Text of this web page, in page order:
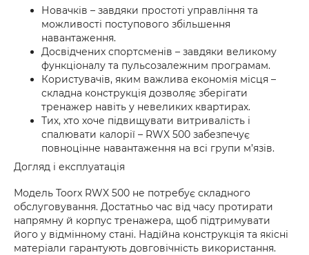
Новачків – завдяки простоті управління та
можливості поступового збільшення
навантаження.
Досвідчених спортсменів – завдяки великому
функціоналу та пульсозалежним програмам.
Користувачів, яким важлива економія місця –
складна конструкція дозволяє зберігати
тренажер навіть у невеликих квартирах.
Тих, хто хоче підвищувати витривалість і
спалювати калорії – RWX 500 забезпечує
повноцінне навантаження на всі групи м’язів.
Догляд і експлуатація
Модель Toorx RWX 500 не потребує складного
обслуговування. Достатньо час від часу протирати
напрямну й корпус тренажера, щоб підтримувати
його у відмінному стані. Надійна конструкція та якісні
матеріали гарантують довговічність використання.